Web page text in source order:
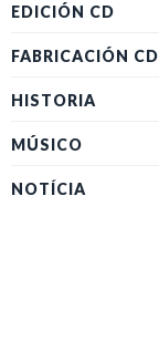
EDICIÓN CD
FABRICACIÓN CD
HISTORIA
MÚSICO
NOTÍCIA